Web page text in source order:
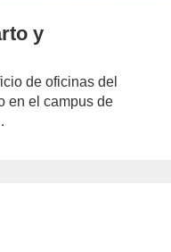
y
de oficinas del
en el campus de